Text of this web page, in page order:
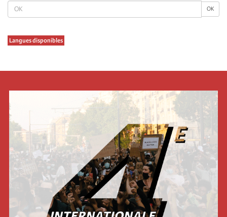
OK OK
Langues disponibles